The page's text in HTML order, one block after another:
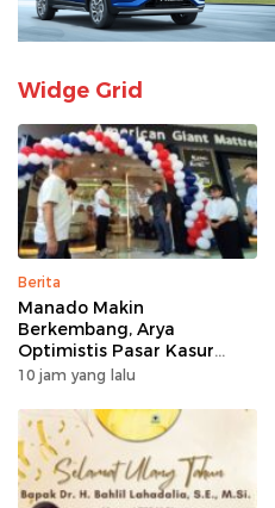
Widge Grid
Berita
Manado Makin
Berkembang, Arya
Optimistis Pasar Kasur
Premium Tumbuh
10 jam yang lalu